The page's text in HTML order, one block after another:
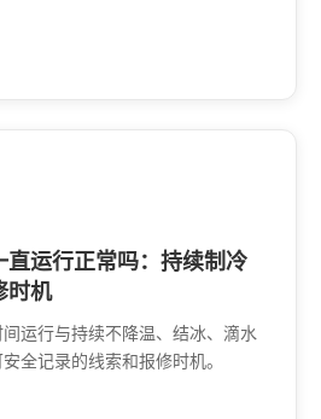
直运行正常吗：持续制冷
时机
运行与持续不降温、结冰、滴水
全记录的线索和报修时机。